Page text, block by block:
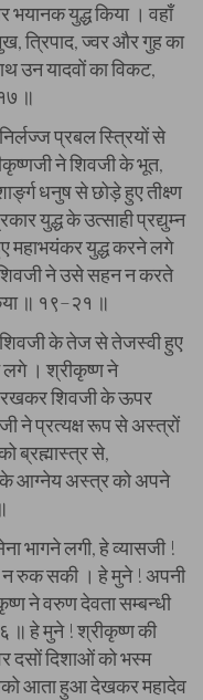
युद्ध किया । वहाँ
त्रिपाद, ज्वर और गुह का
उन यादवों का विकट,
॥
प्रबल स्त्रियों से
ने शिवजी के भूत,
धनुष से छोड़े हुए तीक्ष्ण
युद्ध के उत्साही प्रद्युम्न
महाभयंकर युद्ध करने लगे
ने उसे सहन न करते
॥ १९–२१ ॥
के तेज से तेजस्वी हुए
लगे । श्रीकृष्ण ने
रखकर शिवजी के ऊपर
ने प्रत्यक्ष रूप से अस्त्रों
ब्रह्मास्त्र से,
के आग्नेय अस्त्र को अपने
भागने लगी, हे व्यासजी !
न रुक सकी । हे मुने ! अपनी
ने वरुण देवता सम्बन्धी
॥ हे मुने ! श्रीकृष्ण की
दसों दिशाओं को भस्म
आता हुआ देखकर महादेव